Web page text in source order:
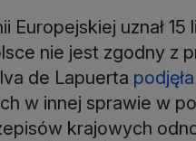
Europejskiej uznał
nie jest zgodny z
de Lapuerta
w innej sprawie w
krajowych